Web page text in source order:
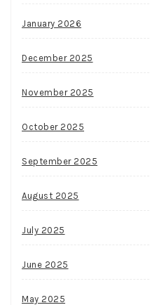
January 2026
December 2025
November 2025
October 2025
September 2025
August 2025
July 2025
June 2025
May 2025